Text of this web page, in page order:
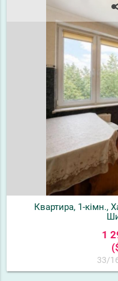
Квартира, 1-кімн.,
1
33/